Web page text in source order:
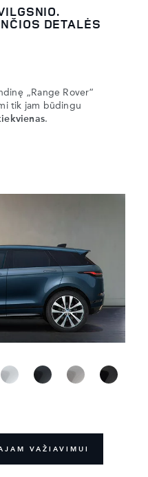
DETALĖS
„Range Rover“
tik jam būdingu
.
VAŽIAVIMUI